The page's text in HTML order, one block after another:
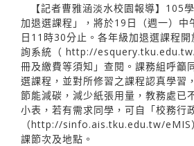
【記者曹雅涵淡水校園報導】105
加退選課程」，將於19日（週一）
日11時30分止。各年級加退選課程
詢系統（ http://
冊及繳費等須知」查閱。課務組呼籲
選課程，並對所修習之課程認真學習
節能減碳，減少紙張用量，教務處已
小表，若有需求同學，可自「校務行
（http://sinfo.ais.tku.edu.tw/eMIS
課節次及地點。